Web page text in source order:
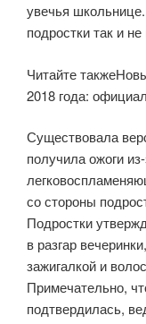
увечья
подростки так и
Читайте
2018 года:
Существовала
получила ожоги
со стороны
Подростки
в разгар
зажигалкой и
Примечательно,
подтвердилась,